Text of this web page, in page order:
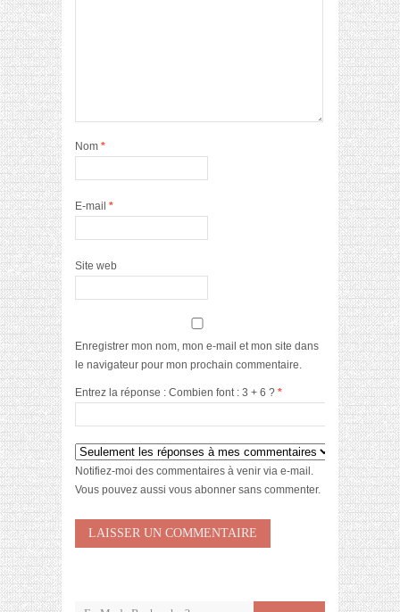
Nom *
E-mail *
Site web
Enregistrer mon nom, mon e-mail et mon site dans
le navigateur pour mon prochain commentaire.
Entrez la réponse : Combien font : 3 + 6 ? *
Notifiez-moi des commentaires à venir via e-mail.
Vous pouvez aussi vous abonner sans commenter.